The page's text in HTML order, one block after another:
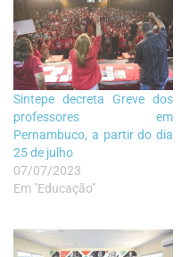
Sintepe decreta Greve dos
professores em
Pernambuco, a partir do dia
25 de julho
07/07/2023
Em "Educação"